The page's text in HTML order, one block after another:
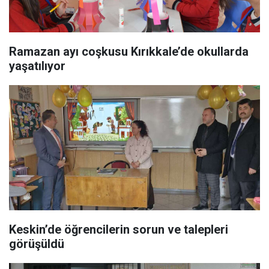
Ramazan ayı coşkusu Kırıkkale’de okullarda
yaşatılıyor
Keskin’de öğrencilerin sorun ve talepleri
görüşüldü